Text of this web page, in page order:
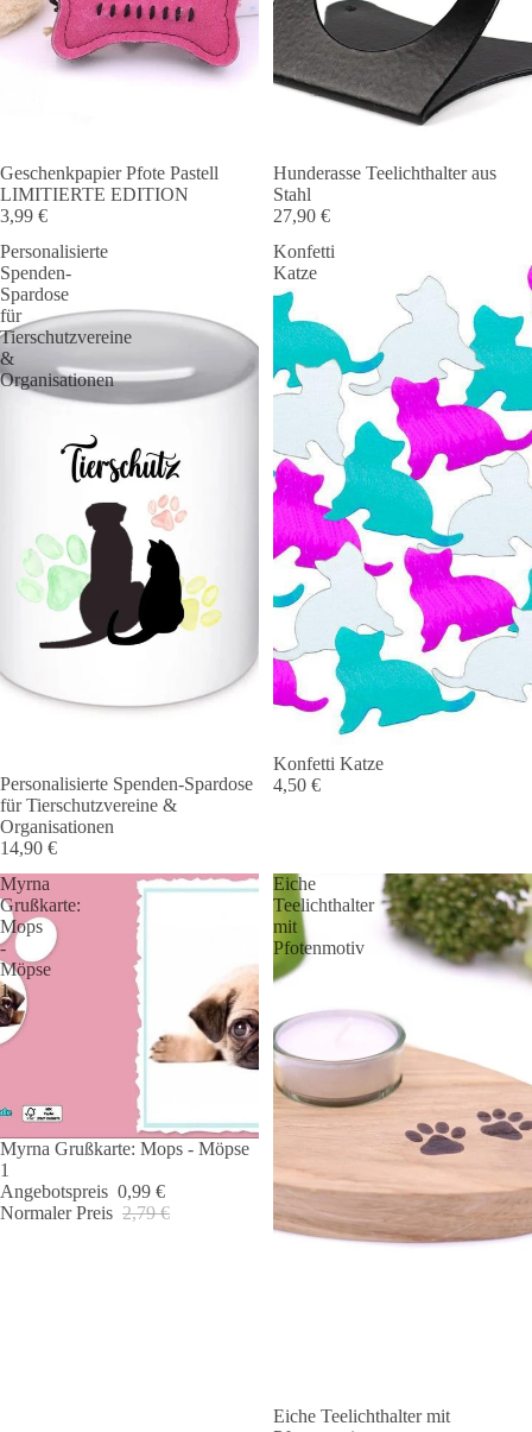
Ausverkauft
Geschenkpapier Pfote Pastell
LIMITIERTE EDITION
3,99 €
Angebot 🐾
Hunderasse Teelichthalter aus
Stahl
27,90 €
Personalisierte
Spenden-
Spardose
für
Tierschutzvereine
&
Organisationen
Personalisierte Spenden-Spardose
für Tierschutzvereine &
Organisationen
14,90 €
Konfetti
Katze
Konfetti Katze
4,50 €
Myrna
Grußkarte:
Mops
-
Möpse
1
Angebot 🐾
Myrna Grußkarte: Mops - Möpse
1
Angebotspreis 0,99 €
Normaler Preis 2,79 €
Eiche
Teelichthalter
mit
Pfotenmotiv
Eiche Teelichthalter mit